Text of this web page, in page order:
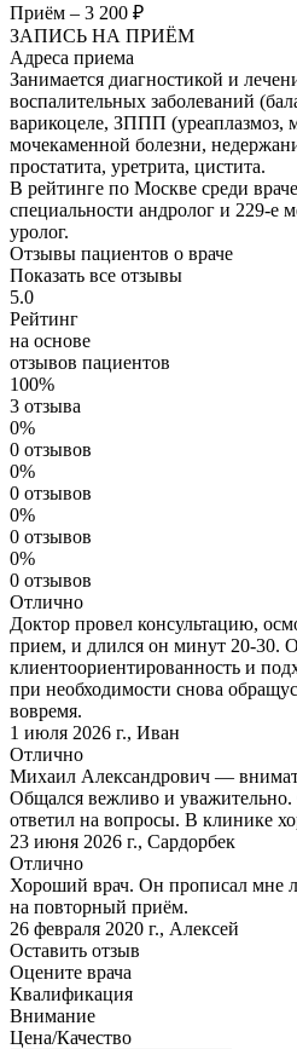
Приём – 3 200 ₽
ЗАПИСЬ НА ПРИЁМ
Адреса приема
Занимается диагностикой и
воспалительных заболеваний
варикоцеле, ЗППП (уреаплазмоз,
мочекаменной болезни,
простатита, уретрита, цистита.
В рейтинге по Москве среди
специальности андролог и 229-е
уролог.
Отзывы пациентов о враче
Показать все отзывы
5.0
Рейтинг
на основе
отзывов пациентов
100%
3 отзыва
0%
0 отзывов
0%
0 отзывов
0%
0 отзывов
0%
0 отзывов
Отлично
Доктор провел консультацию,
прием, и длился он минут 20-30.
клиентоориентированность и
при необходимости снова
вовремя.
1 июля 2026 г., Иван
Отлично
Михаил Александрович —
Общался вежливо и
ответил на вопросы. В клинике
23 июня 2026 г., Сардорбек
Отлично
Хороший врач. Он прописал мне
на повторный приём.
26 февраля 2020 г., Алексей
Оставить отзыв
Оцените врача
Квалификация
Внимание
Цена/Качество